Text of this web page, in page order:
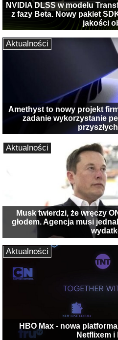
NVIDIA DLSS w modelu
z fazy Beta. Nowy pakiet
jakości
Amethyst to nowy projekt
zadanie wykorzystanie
Aktualności
Musk twierdzi, że wręczy
głodem. Agencja musi
Aktualności
HBO Max - nowa
Netflixem i
Aktualności